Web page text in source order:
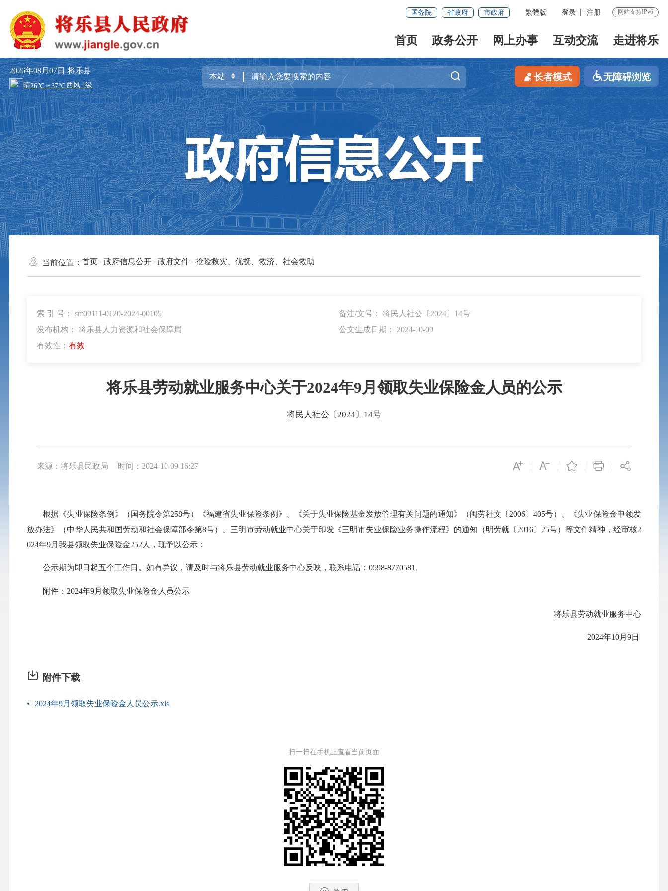
国务院 省政府 市政府 繁體版 登录 注册 网站支持IPv6
首页 政务公开 网上办事 互动交流 走进将乐
2026年08月07日将乐县
长者模式 无障碍浏览
当前位置： 首页 政府信息公开 政府文件 抢险救灾、优抚、救济、社会救助
索 引 号： sm09111-0120-2024-00105
备注/文号： 将民人社公〔2024〕14号
发布机构： 将乐县人力资源和社会保障局
公文生成日期： 2024-10-09
有效性： 有效
将乐县劳动就业服务中心关于2024年9月领取失业保险金人员的公示
将民人社公〔2024〕14号
来源：将乐县民政局 时间：2024-10-09 16:27
根据《失业保险条例》（国务院令第258号）《福建省失业保险条例》、《关于失业保险基金发放管理有关问题的通知》（闽劳社文〔2006〕405号）、《失业保险金申领发
放办法》（中华人民共和国劳动和社会保障部令第8号）、三明市劳动就业中心关于印发《三明市失业保险业务操作流程》的通知（明劳就〔2016〕25号）等文件精神，经审核2
024年9月我县领取失业保险金252人，现予以公示：
公示期为即日起五个工作日。如有异议，请及时与将乐县劳动就业服务中心反映，联系电话：0598-8770581。
附件：2024年9月领取失业保险金人员公示
将乐县劳动就业服务中心
2024年10月9日
附件下载
2024年9月领取失业保险金人员公示.xls
扫一扫在手机上查看当前页面